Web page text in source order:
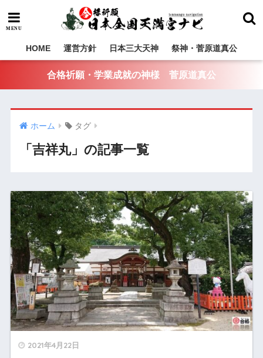
HOME 運営方針 日本三大天神 祭神・菅原道真公
合格祈願・学業成就の神様 菅原道真公
ホーム タグ
「吉祥丸」の記事一覧
2021年4月22日